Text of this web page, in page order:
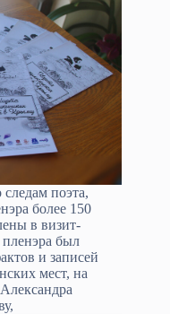
поэта,
более 150
в визит-
был
и записей
мест, на